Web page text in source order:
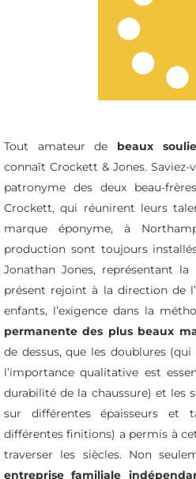
Tout amateur de beaux
connaît Crockett & Jones.
patronyme des deux beau-
Crockett, qui réunirent leurs
marque éponyme, à
production sont toujours
Jonathan Jones, représentant
présent rejoint à la direction de
enfants, l’exigence dans la
permanente des plus beaux
de dessus, que les doublures
l’importance qualitative est
durabilité de la chaussure) et les
sur différentes épaisseurs et
différentes finitions) a permis à
traverser les siècles. Non
entreprise familiale